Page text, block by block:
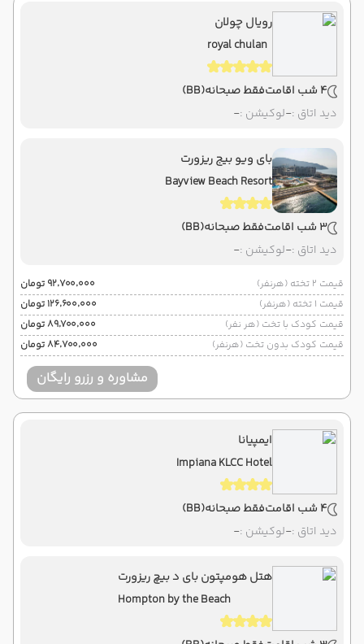
رویال چولان
royal chulan
4 شب اقامت فقط صبحانه(BB)
دید اتاق :-لوکیشن :-
بای ویو بیج ریزورت
Bayview Beach Resort
3 شب اقامت فقط صبحانه(BB)
دید اتاق :-لوکیشن :-
قیمت 2 تخته (هرنفر)
۹۲٬۷۰۰٬۰۰۰ تومان
قیمت 1 تخته (هرنفر)
۱۲۶٬۶۰۰٬۰۰۰ تومان
قیمت کودک با تخت (هر نفر)
۸۹٬۷۰۰٬۰۰۰ تومان
قیمت کودک بدون تخت (هرنفر)
۸۴٬۷۰۰٬۰۰۰ تومان
مشاوره و رزرو رایگان
ایمپیانا
Impiana KLCC Hotel
4 شب اقامت فقط صبحانه(BB)
دید اتاق :-لوکیشن :-
هتل هومپتون بای د بیچ ریزورت
Hompton by the Beach